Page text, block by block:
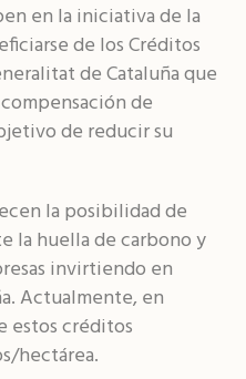
en la iniciativa de la
de los Créditos
de Cataluña que
de
de reducir su
la posibilidad de
la huella de carbono y
invirtiendo en
Actualmente, en
estos créditos
hectárea.